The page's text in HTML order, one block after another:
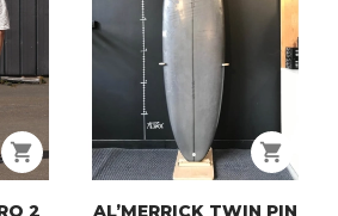
shopping_cart
2
shopping_cart
AL’MERRICK TWIN PIN